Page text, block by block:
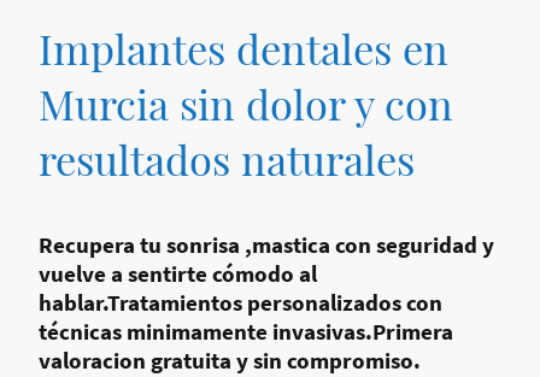
Implantes dentales en
Murcia sin dolor y con
resultados naturales
Recupera tu sonrisa ,mastica con seguridad y
vuelve a sentirte cómodo al
hablar.Tratamientos personalizados con
técnicas minimamente invasivas.Primera
valoracion gratuita y sin compromiso.